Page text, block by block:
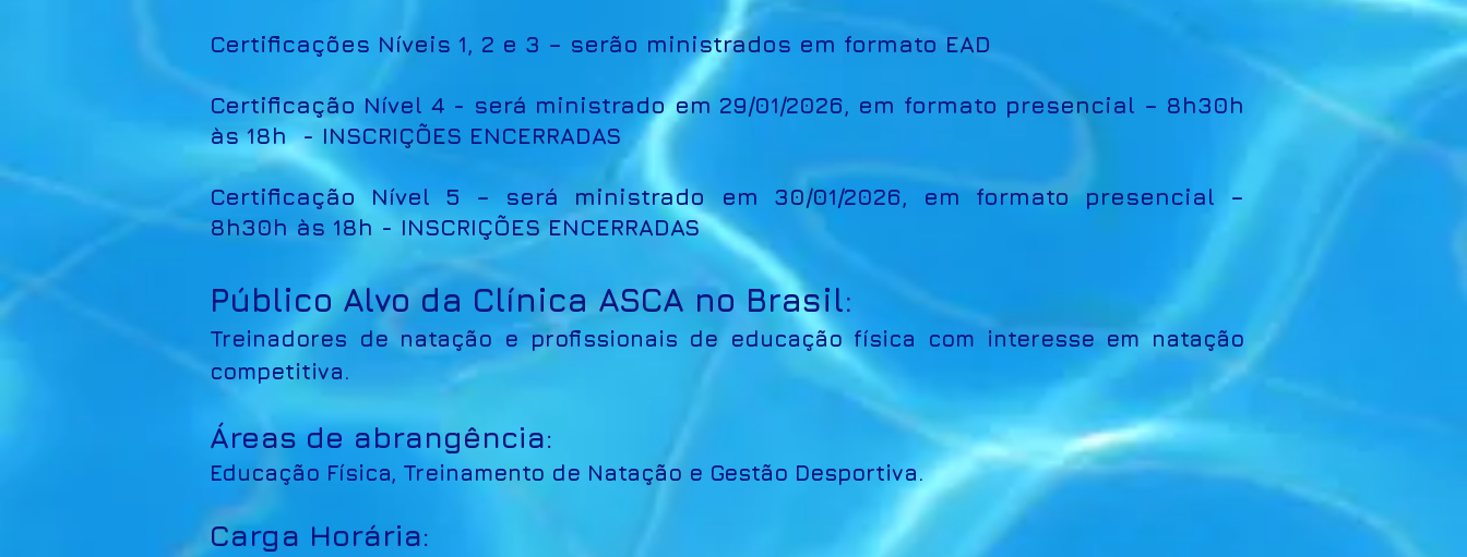
Certificações Níveis 1, 2 e 3 – serão ministrados em formato EAD
Certificação Nível 4 - será ministrado em 29/01/2026, em formato presencial – 8h30h
às 18h - INSCRIÇÕES ENCERRADAS
Certificação Nível 5 – será ministrado em 30/01/2026, em formato presencial –
8h30h às 18h - INSCRIÇÕES ENCERRADAS
Público Alvo da Clínica ASCA no Brasil:
Treinadores de natação e profissionais de educação física com interesse em natação
competitiva.
Áreas de abrangência:
Educação Física, Treinamento de Natação e Gestão Desportiva.
Carga Horária: